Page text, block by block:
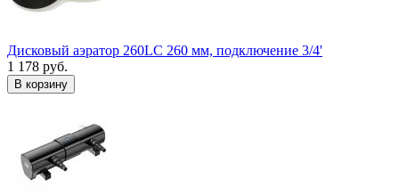
Дисковый аэратор 260LC 260 мм, подключение 3/4'
1 178 руб.
В корзину